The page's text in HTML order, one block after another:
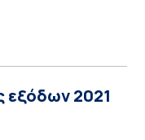
εξόδων 2021